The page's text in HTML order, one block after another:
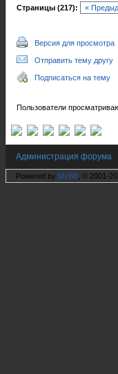
Страницы (217): «
Версия для просмотра
Отправить тему другу
Подписаться на тему
Пользователи
Администрация форума
Powered by MyBB , © 2001-